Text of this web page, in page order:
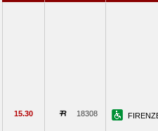
15.30 18308